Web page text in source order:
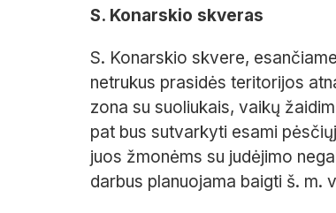
S. Konarskio skveras
S. Konarskio skvere,
netrukus prasidės teritorijos
zona su suoliukais, vaikų
pat bus sutvarkyti esami
juos žmonėms su judėjimo
darbus planuojama baigti š. m.